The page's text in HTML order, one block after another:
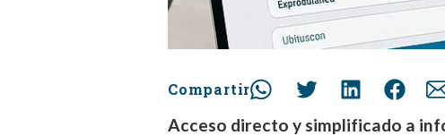
Compartir
Acceso directo y simplificado a